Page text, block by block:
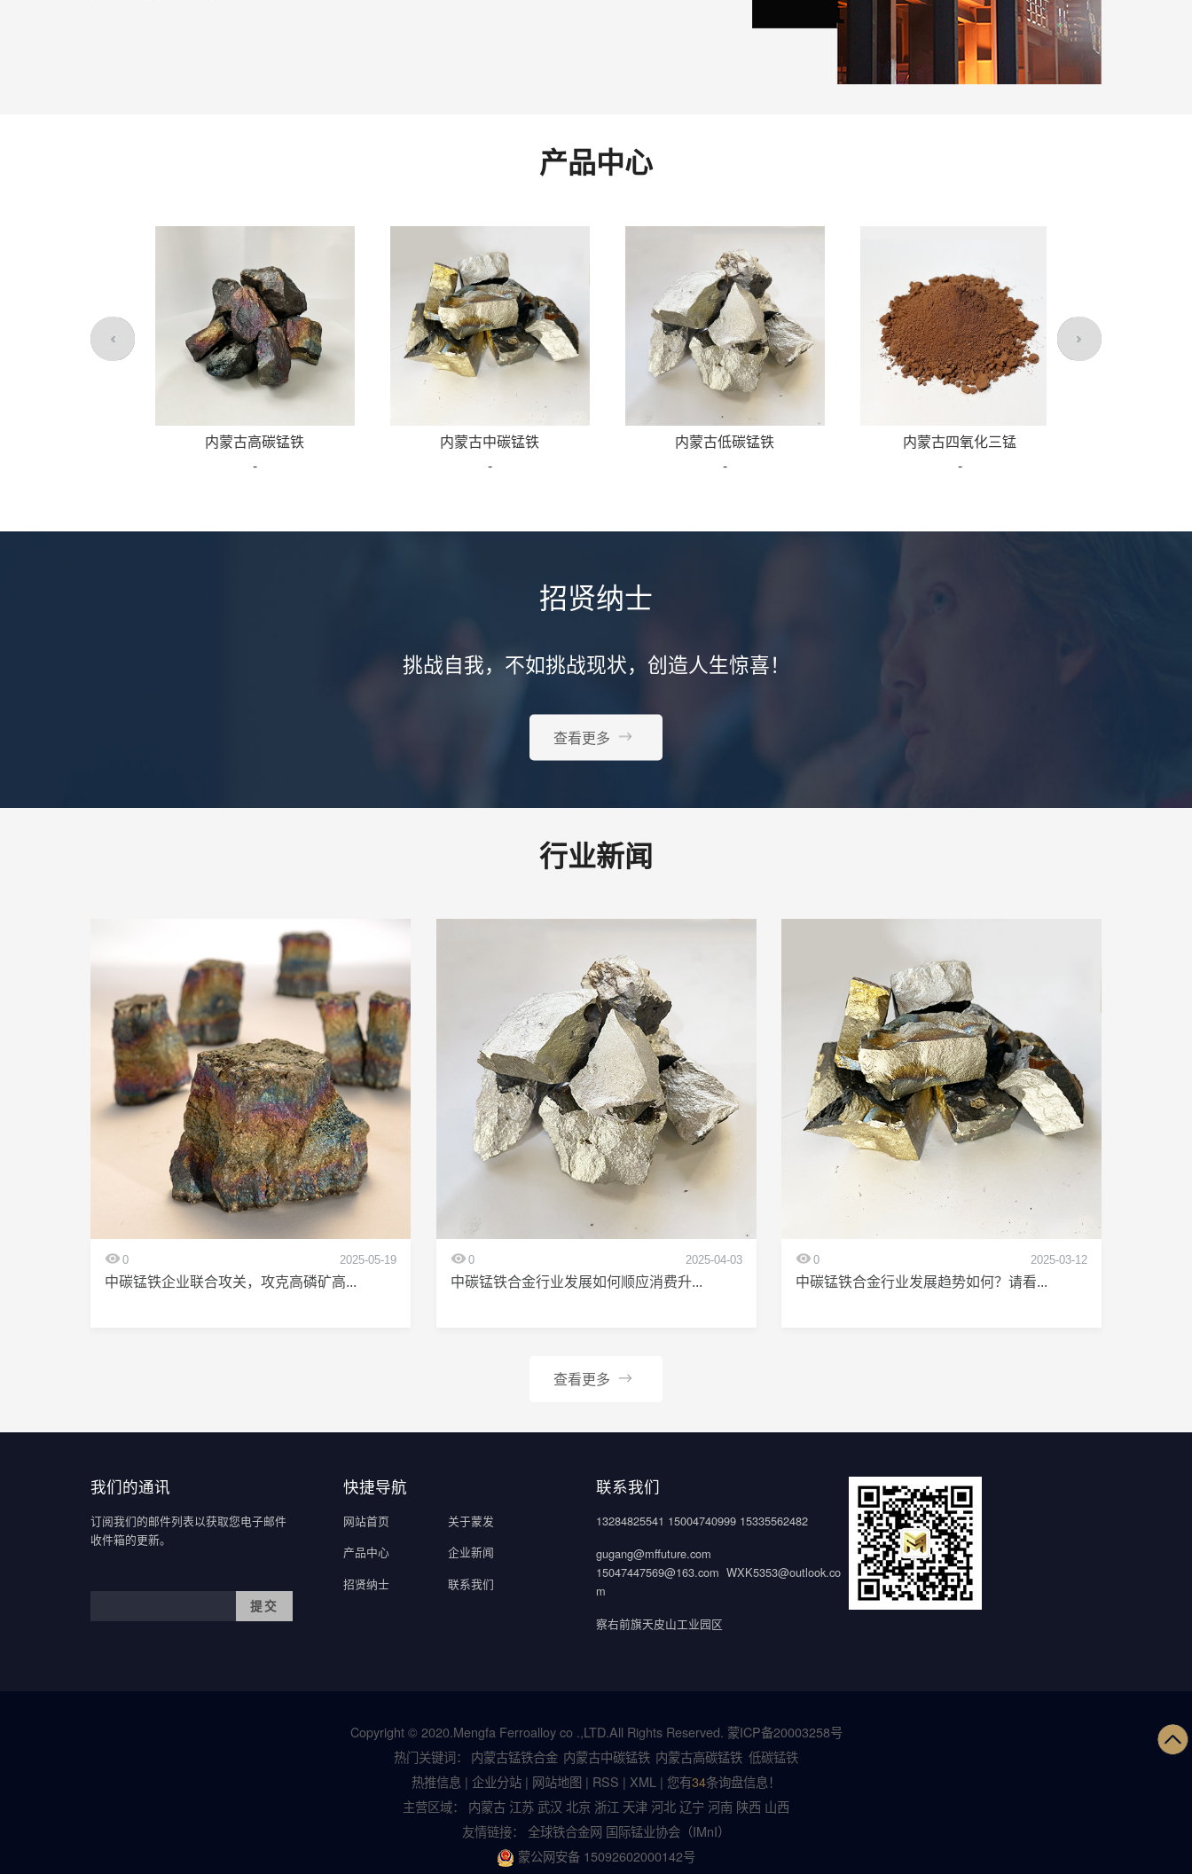
产品中心
内蒙古高碳锰铁
-
内蒙古中碳锰铁
-
内蒙古低碳锰铁
-
内蒙古四氧化三锰
-
招贤纳士
挑战自我，不如挑战现状，创造人生惊喜！
查看更多
行业新闻
0 2025-05-19
中碳锰铁企业联合攻关，攻克高磷矿高...
0 2025-04-03
中碳锰铁合金行业发展如何顺应消费升...
0 2025-03-12
中碳锰铁合金行业发展趋势如何？请看...
查看更多
我们的通讯
订阅我们的邮件列表以获取您电子邮件
收件箱的更新。
快捷导航
网站首页
关于蒙发
产品中心
企业新闻
招贤纳士
联系我们
联系我们
13284825541 15004740999 15335562482
gugang@mffuture.com
15047447569@163.com WXK5353@outlook.co
m
察右前旗天皮山工业园区
Copyright © 2020.Mengfa Ferroalloy co .,LTD.All Rights Reserved. 蒙ICP备20003258号
热门关键词：
内蒙古锰铁合金 内蒙古中碳锰铁 内蒙古高碳锰铁 低碳锰铁
热推信息 | 企业分站 | 网站地图 | RSS | XML | 您有34条询盘信息！
主营区域： 内蒙古 江苏 武汉 北京 浙江 天津 河北辽宁 河南 陕西 山西
友情链接： 全球铁合金网 国际锰业协会（IMnI）
蒙公网安备 15092602000142号